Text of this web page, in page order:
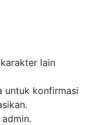
lain
untuk konfirmasi